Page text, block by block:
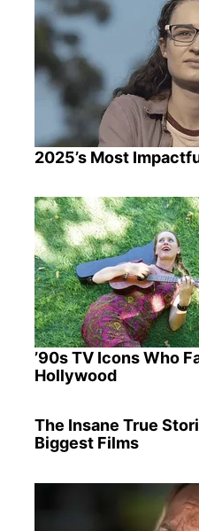
2025’s Most
’90s TV Icons Who
Hollywood
The Insane True
Biggest Films